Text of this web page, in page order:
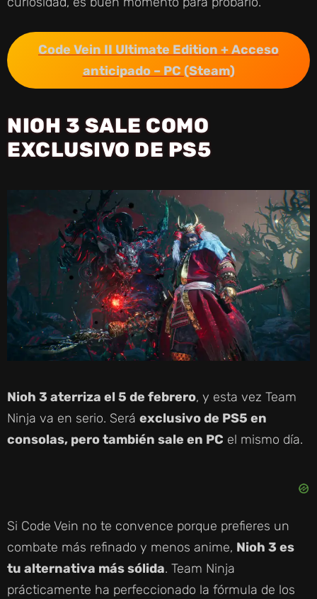
Code Vein II Ultimate Edition + Acceso
anticipado – PC (Steam)
NIOH 3 SALE COMO
EXCLUSIVO DE PS5
Nioh 3 aterriza el 5 de febrero, y esta vez Team
Ninja va en serio. Será exclusivo de PS5 en
consolas, pero también sale en PC el mismo día.
Si Code Vein no te convence porque prefieres un
combate más refinado y menos anime, Nioh 3 es
tu alternativa más sólida. Team Ninja
prácticamente ha perfeccionado la fórmula de los